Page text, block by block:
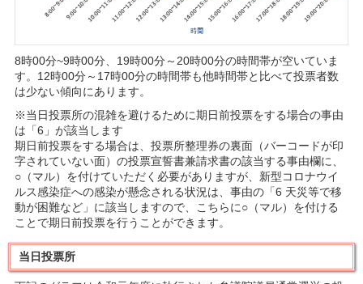
8時00分~9時00分、19時00分～20時00分の時間帯が空いていま
す。12時00分～17時00分の時間帯も他時間帯と比べて投票者数
は少ない傾向にあります。
※当日投票所の混雑を避けるために期日前投票をする場合の事由
は「6」が該当します
期日前投票をする場合は、投票所整理券の裏面（バーコードが印
字されていない面）の投票宣誓書兼請求書の該当する事由欄に、
○（マル）を付けていただく必要がありますが、新型コロナウイ
ルス感染症への感染が懸念される状況は、事由の「6 天災等で移
動が困難など」に該当しますので、こちらに○（マル）を付ける
ことで期日前投票を行うことができます。
当日投票所